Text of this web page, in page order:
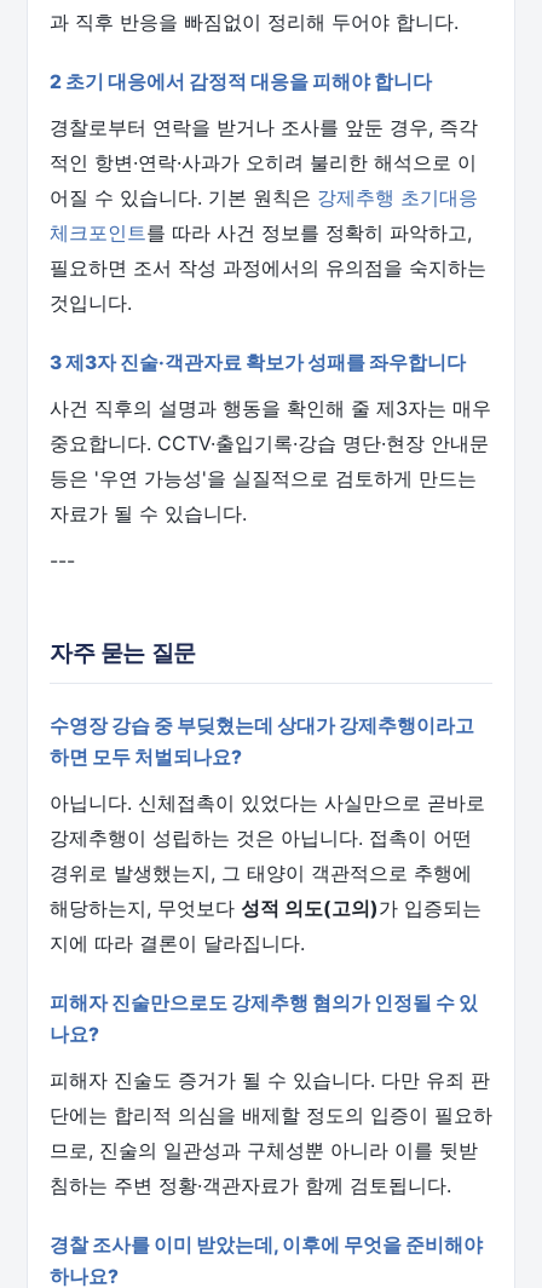
과 직후 반응을 빠짐없이 정리해 두어야 합니다.
2 초기 대응에서 감정적 대응을 피해야 합니다
경찰로부터 연락을 받거나 조사를 앞둔 경우, 즉각
적인 항변·연락·사과가 오히려 불리한 해석으로 이
어질 수 있습니다. 기본 원칙은 강제추행 초기대응
체크포인트를 따라 사건 정보를 정확히 파악하고,
필요하면 조서 작성 과정에서의 유의점을 숙지하는
것입니다.
3 제3자 진술·객관자료 확보가 성패를 좌우합니다
사건 직후의 설명과 행동을 확인해 줄 제3자는 매우
중요합니다. CCTV·출입기록·강습 명단·현장 안내문
등은 '우연 가능성'을 실질적으로 검토하게 만드는
자료가 될 수 있습니다.
---
자주 묻는 질문
수영장 강습 중 부딪혔는데 상대가 강제추행이라고
하면 모두 처벌되나요?
아닙니다. 신체접촉이 있었다는 사실만으로 곧바로
강제추행이 성립하는 것은 아닙니다. 접촉이 어떤
경위로 발생했는지, 그 태양이 객관적으로 추행에
해당하는지, 무엇보다 성적 의도(고의)가 입증되는
지에 따라 결론이 달라집니다.
피해자 진술만으로도 강제추행 혐의가 인정될 수 있
나요?
피해자 진술도 증거가 될 수 있습니다. 다만 유죄 판
단에는 합리적 의심을 배제할 정도의 입증이 필요하
므로, 진술의 일관성과 구체성뿐 아니라 이를 뒷받
침하는 주변 정황·객관자료가 함께 검토됩니다.
경찰 조사를 이미 받았는데, 이후에 무엇을 준비해야
하나요?